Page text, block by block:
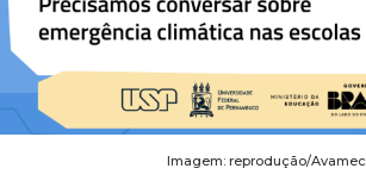
Imagem: reprodução/Avamec.